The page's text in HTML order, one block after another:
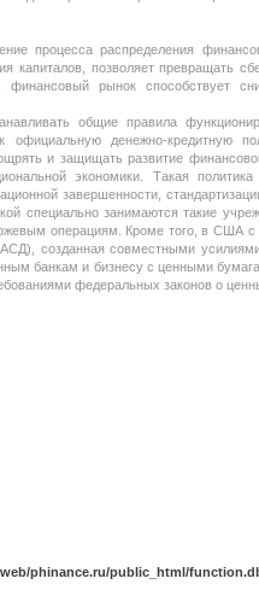
процесса распределения
капиталов, позволяет превращать
рынок способствует
общие правила
официальную денежно-кредитную
и защищать развитие
экономики. Такая
завершенности,
специально занимаются такие
операциям. Кроме того, в США с
созданная совместными
банкам и бизнесу с ценными
федеральных законов о
phinance.ru/public_html/